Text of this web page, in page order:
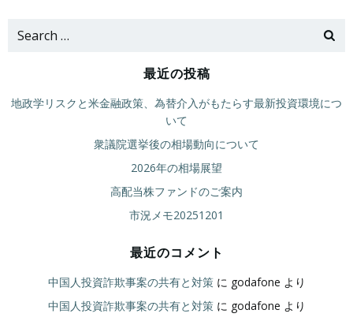
Search
最近の投稿
地政学リスクと米金融政策、為替介入がもたらす最新投資環境につ
いて
衆議院選挙後の相場動向について
2026年の相場展望
高配当株ファンドのご案内
市況メモ20251201
最近のコメント
中国人投資詐欺事案の共有と対策に godafone より
中国人投資詐欺事案の共有と対策に godafone より